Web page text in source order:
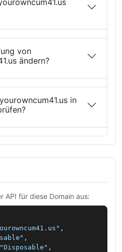
von
ändern?
in
API für diese Domain aus: